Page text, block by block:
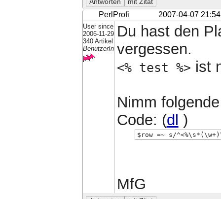
PerlProfi 2007-04-07 21:54
User since
2006-11-29
340 Artikel
BenutzerIn
Du hast den
vergessen.
<% test %> ist
Nimm
Code: (dl )
$row =~ s/
MfG